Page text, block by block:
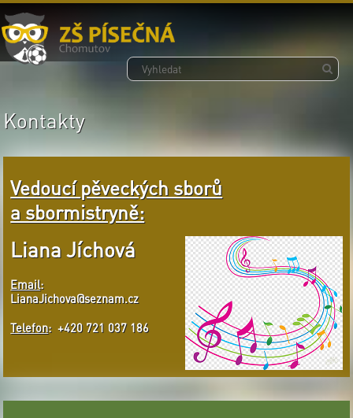
Kontakty
Vedoucípěveckých sborů
a sbormistryně:
Liana Jíchová
Email:
LianaJichova@seznam.cz
Telefon: +420 721 037 186